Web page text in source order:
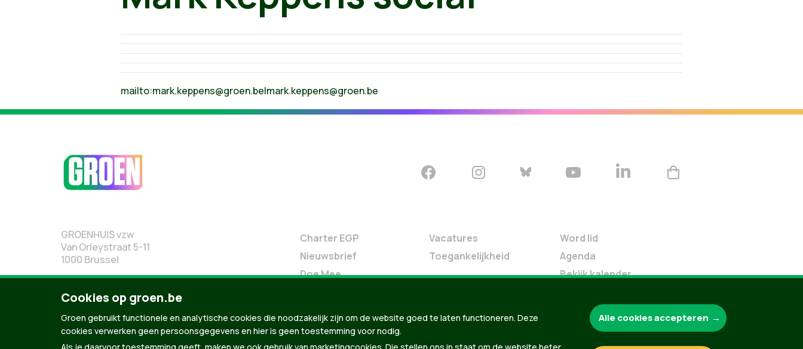
mailto:mark.keppens@groen.be|mark.keppens@groen.be
GROENHUIS vzw
Van Orleystraat 5-11
1000 Brussel
02 219 19 19
Charter EGP
Nieuwsbrief
Doe Mee
Meldpunt
Vacatures
Toegankelijkheid
Word lid
Agenda
Bekijk kalender
Programma oktober 2024
Programma juni 2024
Downloads
Cookies op groen.be
Groen gebruikt functionele en analytische cookies die noodzakelijk zijn om de website goed te laten functioneren. Deze
cookies verwerken geen persoonsgegevens en hier is geen toestemming voor nodig.
Alle cookies accepteren